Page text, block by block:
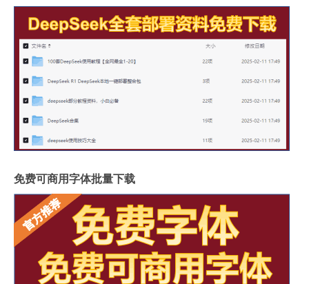
免费可商用字体批量下载